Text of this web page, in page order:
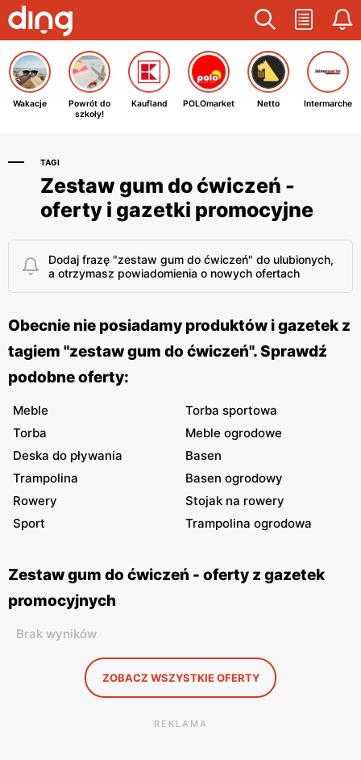
Wakacje
Powrót do
szkoły!
Kaufland POLOmarket Netto Intermarche
TAGI
Zestaw gum do ćwiczeń -
oferty i gazetki promocyjne
Dodaj frazę "zestaw gum do ćwiczeń" do ulubionych,
a otrzymasz powiadomienia o nowych ofertach
Obecnie nie posiadamy produktów i gazetek z
tagiem "zestaw gum do ćwiczeń". Sprawdź
podobne oferty:
Meble
Torba sportowa
Torba
Meble ogrodowe
Deska do pływania
Basen
Trampolina
Basen ogrodowy
Rowery
Stojak na rowery
Sport
Trampolina ogrodowa
Zestaw gum do ćwiczeń - oferty z gazetek
promocyjnych
Brak wyników
ZOBACZ WSZYSTKIE OFERTY
REKLAMA